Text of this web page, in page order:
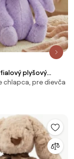
plyšový
chlapca, pre dievča